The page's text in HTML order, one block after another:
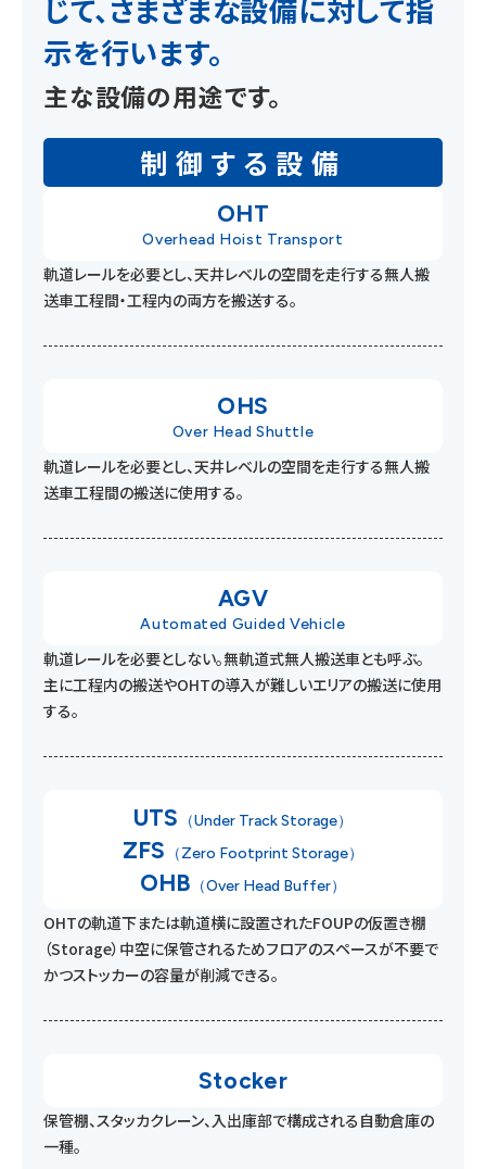
じて、さまざまな設備に対して指
示を行います。
主な設備の用途です。
制御する設備
OHT
Overhead Hoist Transport
軌道レールを必要とし、天井レベルの空間を走行する無人搬
送車工程間・工程内の両方を搬送する。
OHS
Over Head Shuttle
軌道レールを必要とし、天井レベルの空間を走行する無人搬
送車工程間の搬送に使用する。
AGV
Automated Guided Vehicle
軌道レールを必要としない。無軌道式無人搬送車とも呼ぶ。
主に工程内の搬送やOHTの導入が難しいエリアの搬送に使用
する。
UTS （Under Track Storage）
ZFS （Zero Footprint Storage）
OHB （Over Head Buffer）
OHTの軌道下または軌道横に設置されたFOUPの仮置き棚
（Storage） 中空に保管されるためフロアのスペースが不要で
かつストッカーの容量が削減できる。
Stocker
保管棚、スタッカクレーン、入出庫部で構成される自動倉庫の
一種。